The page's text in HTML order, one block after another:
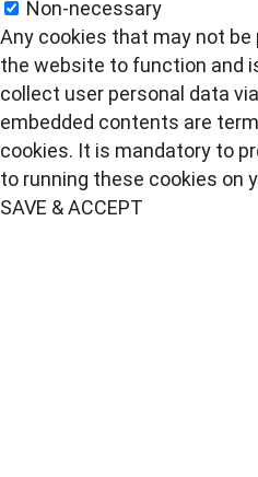
Non-necessary
Any cookies that may not
the website to function and
collect user personal data
embedded contents are
cookies. It is mandatory to
to running these cookies on
SAVE & ACCEPT